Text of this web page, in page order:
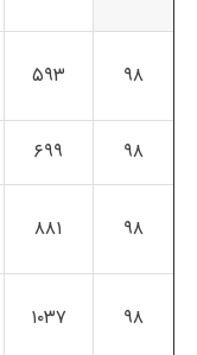
۹۸ ۵۹۳
۹۸
۶۹۹
۹۸ ۸۸۱
۹۸ ۱۰۳۷